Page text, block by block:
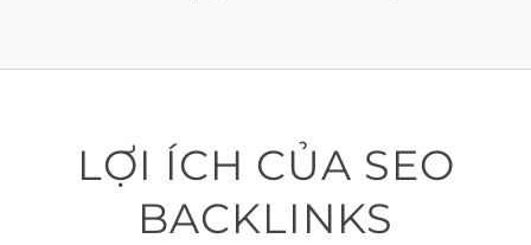
LỢI ÍCH CỦA SEO
BACKLINKS